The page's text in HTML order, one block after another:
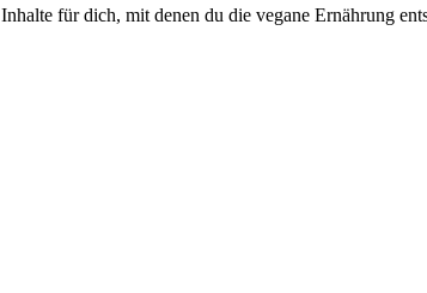
für dich, mit denen du die vegane Ernährung